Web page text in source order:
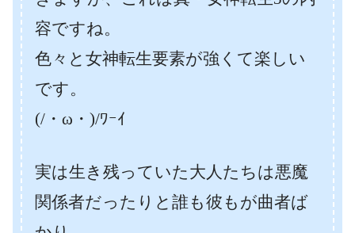
容ですね。
色々と女神転生要素が強くて楽しい
です。
(/・ω・)/ﾜｰｲ
実は生き残っていた大人たちは悪魔
関係者だったりと誰も彼もが曲者ば